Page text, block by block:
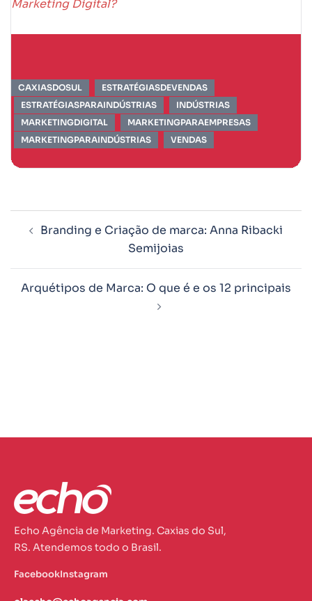
Marketing Digital?
CAXIASDOSUL
ESTRATÉGIASDEVENDAS
ESTRATÉGIASPARAINDÚSTRIAS
INDÚSTRIAS
MARKETINGDIGITAL
MARKETINGPARAEMPRESAS
MARKETINGPARAINDÚSTRIAS
VENDAS
Branding e Criação de marca: Anna Ribacki
Semijoias
Arquétipos de Marca: O que é e os 12 principais
Echo Agência de Marketing. Caxias do Sul,
RS. Atendemos todo o Brasil.
FacebookInstagram